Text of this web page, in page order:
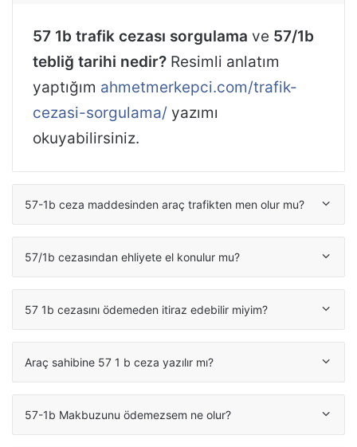
57 1b trafik cezası sorgulama ve 57/1b
tebliğ tarihi nedir? Resimli anlatım
yaptığım ahmetmerkepci.com/trafik-
cezasi-sorgulama/ yazımı
okuyabilirsiniz.
57-1b ceza maddesinden araç trafikten men olur mu?
57/1b cezasından ehliyete el konulur mu?
57 1b cezasını ödemeden itiraz edebilir miyim?
Araç sahibine 57 1 b ceza yazılır mı?
57-1b Makbuzunu ödemezsem ne olur?